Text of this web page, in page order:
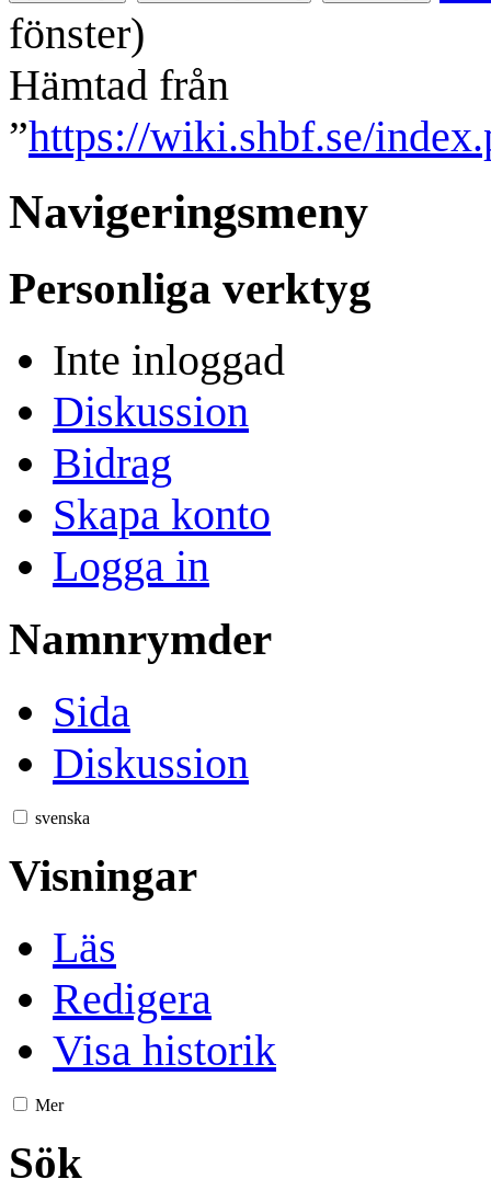
fönster)
Hämtad från
”https://wiki.shbf.se/
Navigeringsmeny
Personliga verktyg
Inte inloggad
Diskussion
Bidrag
Skapa konto
Logga in
Namnrymder
Sida
Diskussion
svenska
Visningar
Läs
Redigera
Visa historik
Mer
Sök